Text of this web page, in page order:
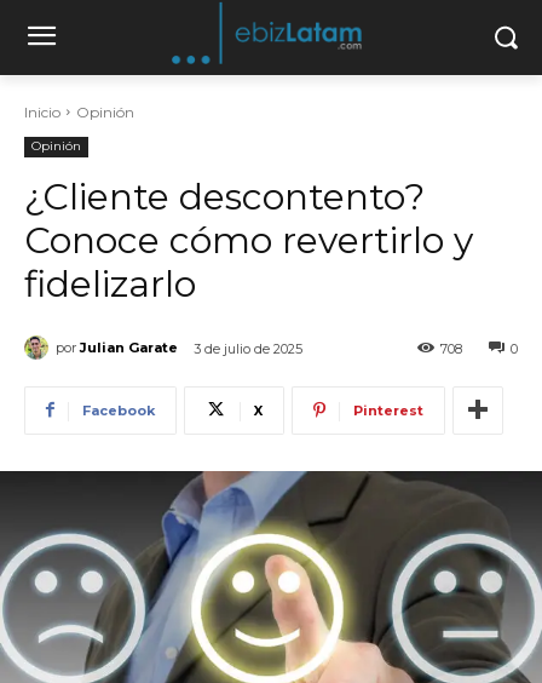
Inicio Opinión
Opinión
¿Cliente descontento?
Conoce cómo revertirlo y
fidelizarlo
por Julian Garate 3 de julio de 2025 0
708
Facebook X Pinterest